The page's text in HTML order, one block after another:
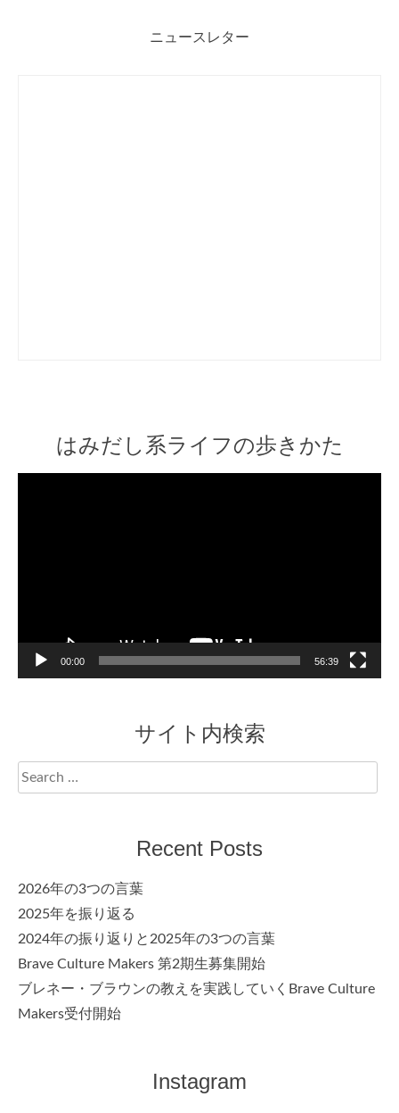
ニュースレター
はみだし系ライフの歩きかた
00:00 56:39
サイト内検索
Search
for:
Recent Posts
2026年の3つの言葉
2025年を振り返る
2024年の振り返りと2025年の3つの言葉
Brave Culture Makers 第2期生募集開始
ブレネー・ブラウンの教えを実践していくBrave Culture
Makers受付開始
Instagram